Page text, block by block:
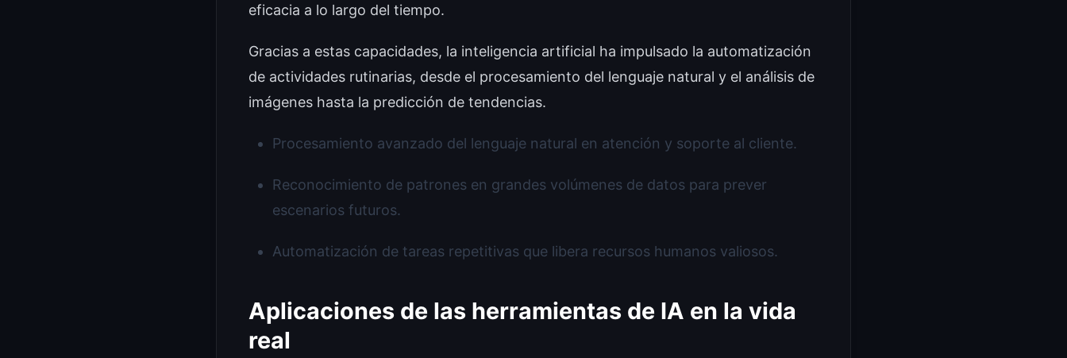
eficacia a lo largo del tiempo.
Gracias a estas capacidades, la inteligencia artificial ha impulsado la automatización
de actividades rutinarias, desde el procesamiento del lenguaje natural y el análisis de
imágenes hasta la predicción de tendencias.
Procesamiento avanzado del lenguaje natural en atención y soporte al cliente.
Reconocimiento de patrones en grandes volúmenes de datos para prever
escenarios futuros.
Automatización de tareas repetitivas que libera recursos humanos valiosos.
Aplicaciones de las herramientas de IA en la vida
real